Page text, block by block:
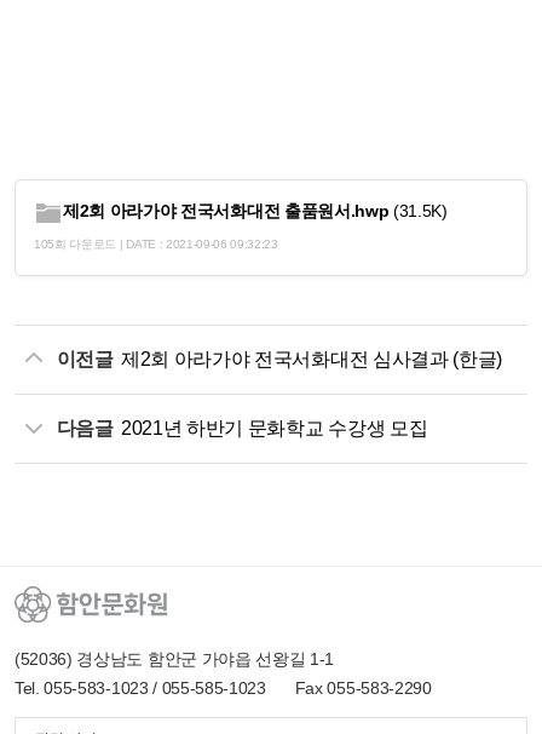
제2회 아라가야 전국서화대전 출품원서.hwp (31.5K)
105회 다운로드 | DATE : 2021-09-06 09:32:23
이전글 제2회 아라가야 전국서화대전 심사결과 (한글)
다음글 2021년 하반기 문화학교 수강생 모집
(52036) 경상남도 함안군 가야읍 선왕길 1-1
Tel. 055-583-1023 / 055-585-1023
Fax 055-583-2290